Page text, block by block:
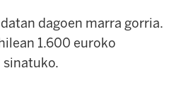
dagoen marra gorria.
1.600 euroko
sinatuko.